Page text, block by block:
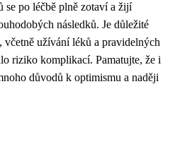
se po léčbě plně zotaví a žijí
následků. Je důležité
včetně užívání léků a pravidelných
riziko komplikací. Pamatujte, že i
důvodů k optimismu a naději